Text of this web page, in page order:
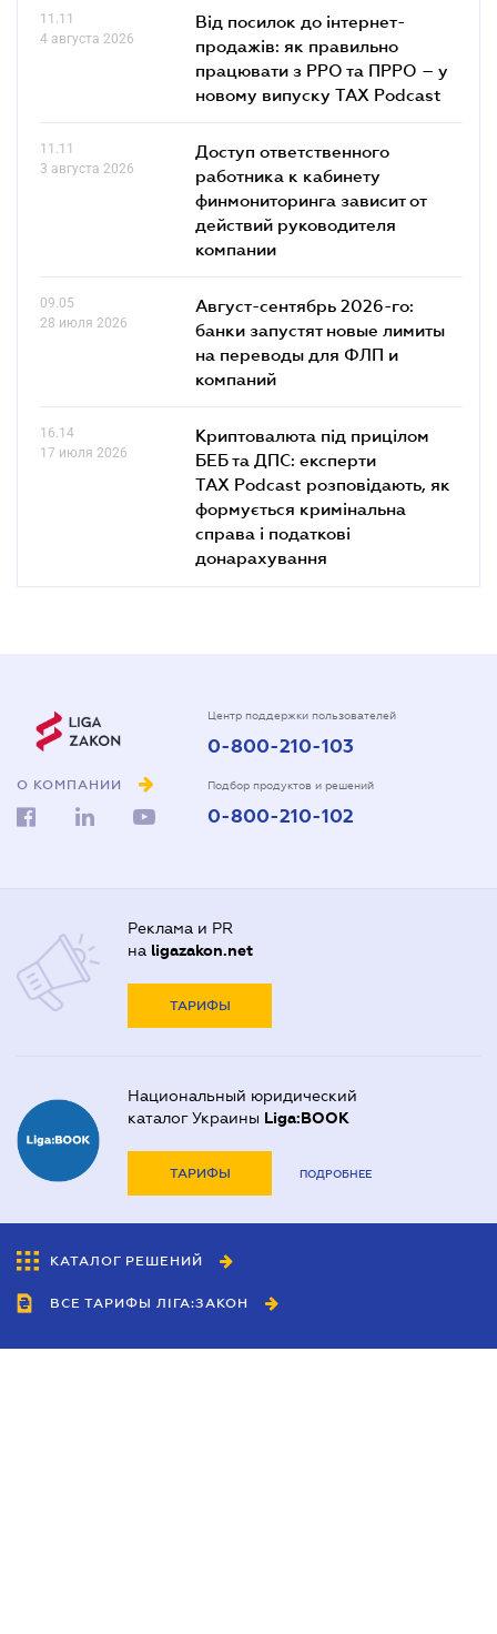
11.11
4 августа 2026
Від посилок до інтернет-
продажів: як правильно
працювати з РРО та ПРРО – у
новому випуску TAX Podcast
11.11
3 августа 2026
Доступ ответственного
работника к кабинету
финмониторинга зависит от
действий руководителя
компании
09.05
28 июля 2026
Август-сентябрь 2026-го:
банки запустят новые лимиты
на переводы для ФЛП и
компаний
16.14
17 июля 2026
Криптовалюта під прицілом
БЕБ та ДПС: експерти
TAX Podcast розповідають, як
формується кримінальна
справа і податкові
донарахування
О КОМПАНИИ
Центр поддержки пользователей
0-800-210-103
Подбор продуктов и решений
0-800-210-102
Реклама и PR
на ligazakon.net
ТАРИФЫ
Национальный юридический
каталог Украины Liga:BOOK
ТАРИФЫ ПОДРОБНЕЕ
КАТАЛОГ РЕШЕНИЙ
ВСЕ ТАРИФЫ ЛІГА:ЗАКОН